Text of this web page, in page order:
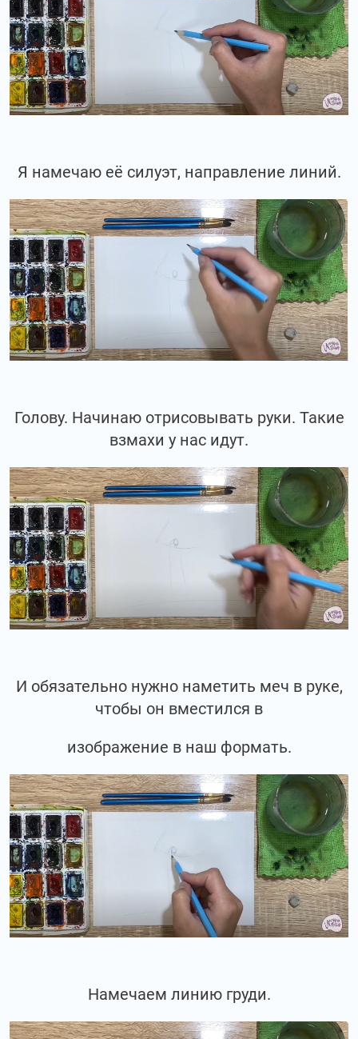
Я намечаю её силуэт, направление линий.
Голову. Начинаю отрисовывать руки. Такие
взмахи у нас идут.
И обязательно нужно наметить меч в руке,
чтобы он вместился в
изображение в наш формать.
Намечаем линию груди.